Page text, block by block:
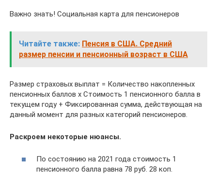
Важно знать! Социальная карта для пенсионеров
Читайте также: Пенсия в США. Средний
размер пенсии и пенсионный возраст в США
Размер страховых выплат = Количество накопленных
пенсионных баллов x Стоимость 1 пенсионного балла в
текущем году + Фиксированная сумма, действующая на
данный момент для разных категорий пенсионеров.
Раскроем некоторые нюансы.
По состоянию на 2021 года стоимость 1
пенсионного балла равна 78 руб. 28 коп.